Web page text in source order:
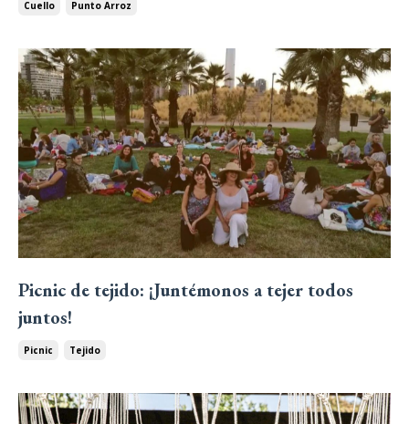
Cuello Punto Arroz
Picnic de tejido: ¡Juntémonos a tejer todos
juntos!
Picnic Tejido